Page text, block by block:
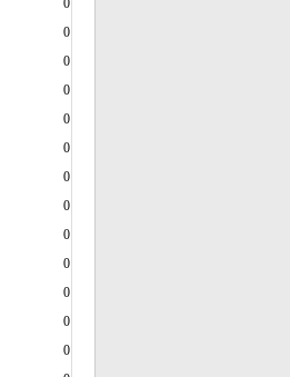
0
0
0
0
0
0
0
0
0
0
0
0
0